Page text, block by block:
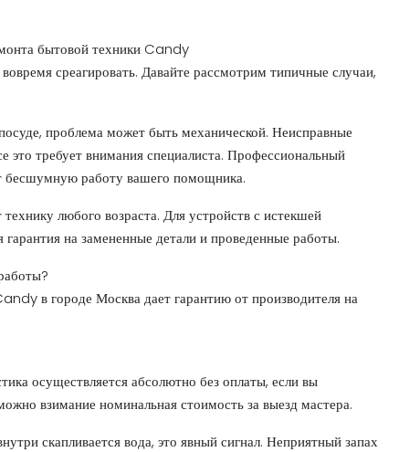
бытовой техники Candy
среагировать. Давайте рассмотрим типичные случаи,
проблема может быть механической. Неисправные
требует внимания специалиста. Профессиональный
работу вашего помощника.
любого возраста. Для устройств с истекшей
гарантия на замененные детали и проведенные работы.
в городе Москва дает гарантию от производителя на
осуществляется абсолютно без оплаты, если вы
взимание номинальная стоимость за выезд мастера.
скапливается вода, это явный сигнал. Неприятный запах
405 W Brooks Rd
County, West Tennessee, Tennessee, 38109,